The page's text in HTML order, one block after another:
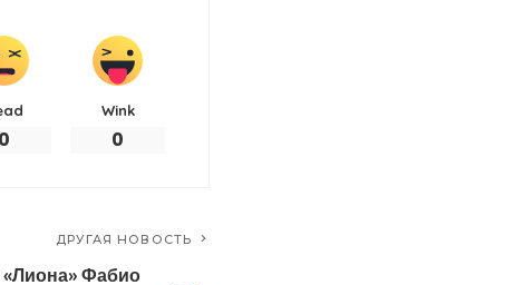
0
Wink
0
ДРУГАЯ НОВОСТЬ
«Лиона» Фабио